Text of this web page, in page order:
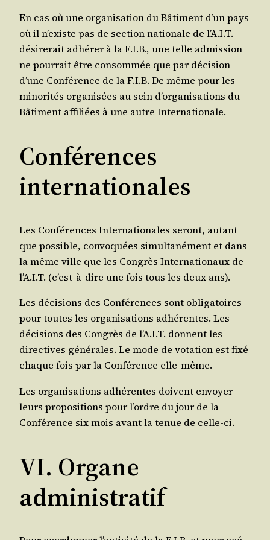
En cas où une orga­ni­sa­tion du Bâti­ment d’un pays
où il n’existe pas de sec­tion natio­nale de l’A.I.T.
dési­re­rait adhé­rer à la F.I.B., une telle admis­sion
ne pour­rait être consom­mée que par déci­sion
d’une Confé­rence de la F.I.B. De même pour les
mino­ri­tés orga­ni­sées au sein d’or­ga­ni­sa­tions du
Bâti­ment affi­liées à une autre Internationale.
Conférences
internationales
Les Confé­rences Inter­na­tio­nales seront, autant
que pos­sible, convo­quées simul­ta­né­ment et dans
la même ville que les Congrès Inter­na­tio­naux de
l’A.I.T. (c’est-à-dire une fois tous les deux ans).
Les déci­sions des Confé­rences sont obli­ga­toires
pour toutes les orga­ni­sa­tions adhé­rentes. Les
déci­sions des Congrès de l’A.I.T. donnent les
direc­tives géné­rales. Le mode de vota­tion est fixé
chaque fois par la Confé­rence elle-même.
Les orga­ni­sa­tions adhé­rentes doivent envoyer
leurs pro­po­si­tions pour l’ordre du jour de la
Confé­rence six mois avant la tenue de celle-ci.
VI. Organe
administratif